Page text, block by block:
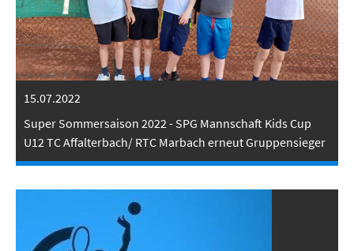
15.07.2022
Super Sommersaison 2022 - SPG Mannschaft Kids Cup
U12 TC Affalterbach/ RTC Marbach erneut Gruppensieger